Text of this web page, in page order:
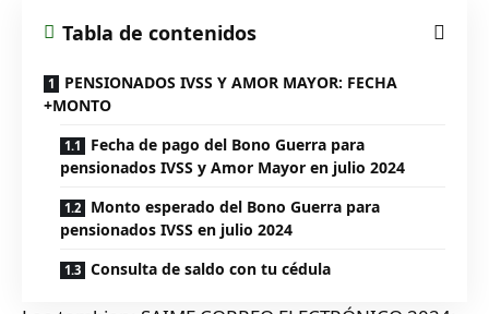
Tabla de contenidos
PENSIONADOS IVSS Y AMOR MAYOR: FECHA
+MONTO
Fecha de pago del Bono Guerra para
pensionados IVSS y Amor Mayor en julio 2024
Monto esperado del Bono Guerra para
pensionados IVSS en julio 2024
Consulta de saldo con tu cédula